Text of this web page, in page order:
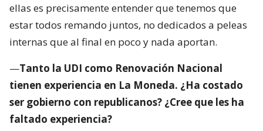
ellas es precisamente entender que tenemos que
estar todos remando juntos, no dedicados a peleas
internas que al final en poco y nada aportan.
—Tanto la UDI como Renovación Nacional
tienen experiencia en La Moneda. ¿Ha costado
ser gobierno con republicanos? ¿Cree que les ha
faltado experiencia?